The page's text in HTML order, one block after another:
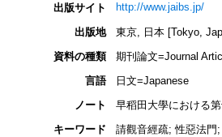
出版サイト
http://www.jaibs.jp/
出版地
東京, 日本 [Tokyo,
資料の種類
期刊論文=Journal
言語
日文=Japanese
ノート
早稻田大學における
キーワード
請觀音經疏; 性惡法門